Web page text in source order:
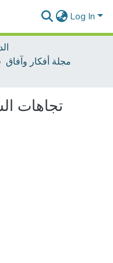
Log In
مجلة أفكار وآفاق
تجاهات